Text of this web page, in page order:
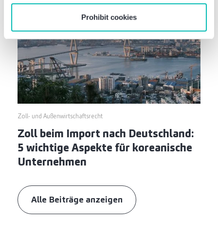
Prohibit cookies
Zoll- und Außenwirtschaftsrecht
Zoll beim Import nach Deutschland:
5 wichtige Aspekte für koreanische
Unternehmen
Alle Beiträge anzeigen